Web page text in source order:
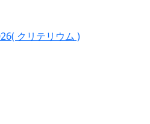
クリテリウム )